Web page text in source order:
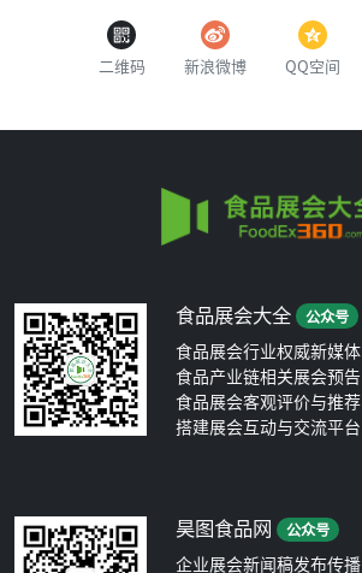
二维码 新浪微博 QQ空间
食品展会大全 公众号
食品展会行业权威新媒体
食品产业链相关展会预告
食品展会客观评价与推荐
搭建展会互动与交流平台
昊图食品网 公众号
企业展会新闻稿发布传播